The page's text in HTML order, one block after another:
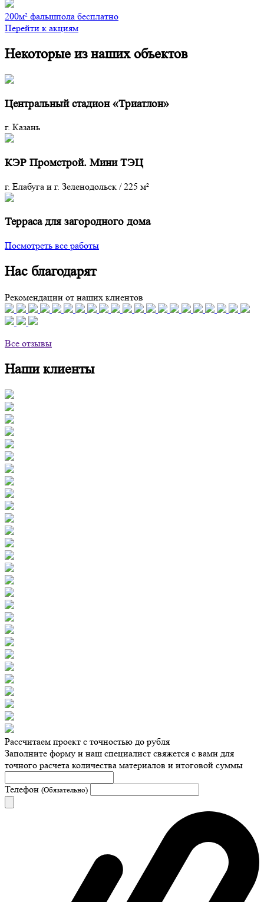
200м² фальшпола бесплатно
Перейти к акциям
Некоторые из наших объектов
Центральный стадион «Триатлон»
г. Казань
КЭР Промстрой. Мини ТЭЦ
г. Елабуга и г. Зеленодольск /225 м²
Терраса для загородного дома
Посмотреть все работы
Нас благодарят
Рекомендации от наших клиентов
Все отзывы
Наши клиенты
Рассчитаем проект с точностью до рубля
Заполните форму и наш специалист свяжется с вами для
точного расчета количества материалов и итоговой суммы
Телефон (Обязательно)